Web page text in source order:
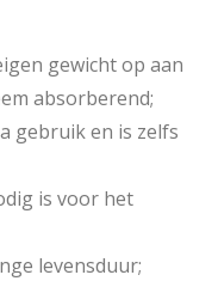
gewicht op aan
absorberend;
gebruik en is zelfs
is voor het
levensduur;